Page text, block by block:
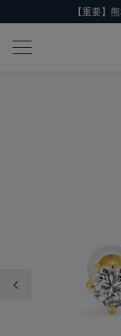
【重要】